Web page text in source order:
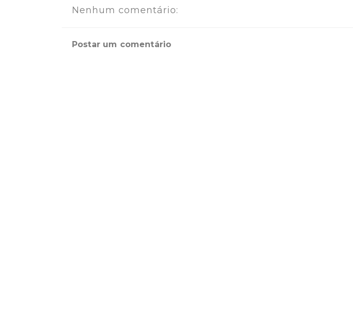
Nenhum comentário:
Postar um comentário